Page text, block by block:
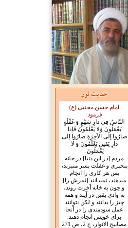
امام حسن مجتبی (ع)
فرمود:
النّاسُ فِي دارِ سَهْوٍ وَ غَفْلَةٍ
يَعْمَلُونَ وَلا يَعْلَمُونَ فَاِذا
صارُوا إلى الآخِرَةِ صارُوا اِلى
دارِ يَقينٍ يَعْلَمُونَ وَ لا
يَعْمَلُونَ.
مردم [در اين دنيا] در خانه
بى‏خبرى و غفلت بسر مى‏برند،
پس هر كارى را انجام
مى‏دهند، نمى‏دانند [ثمرش را]
و چون به خانه آخرت روند،
به وادى يقين در آيند و همه
چيز را بدانند و لكن نتوانند
عمل سودمندى را در آنجا
براى خويش انجام دهند.
مصابيح الانوار، ج 2، ص 271